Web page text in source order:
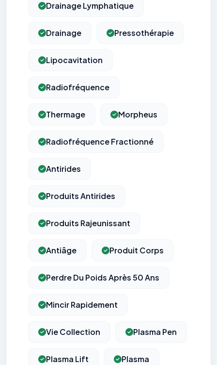
Drainage Lymphatique
Drainage Pressothérapie
Lipocavitation
Radiofréquence
Thermage Morpheus
Radiofréquence Fractionné
Antirides
Produits Antirides
Produits Rajeunissant
Antiâge Produit Corps
Perdre Du Poids Après 50 Ans
Mincir Rapidement
Vie Collection Plasma Pen
Plasma Lift Plasma